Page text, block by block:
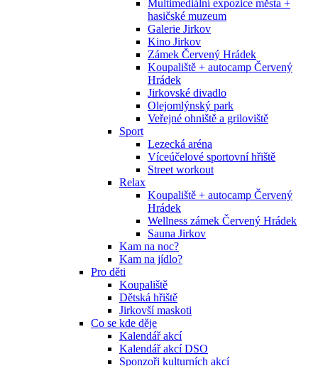
Multimediální expozice města +
hasičské muzeum
Galerie Jirkov
Kino Jirkov
Zámek Červený Hrádek
Koupaliště + autocamp Červený
Hrádek
Jirkovské divadlo
Olejomlýnský park
Veřejné ohniště a griloviště
Sport
Lezecká aréna
Víceúčelové sportovní hřiště
Street workout
Relax
Koupaliště + autocamp Červený
Hrádek
Wellness zámek Červený Hrádek
Sauna Jirkov
Kam na noc?
Kam na jídlo?
Pro děti
Koupaliště
Dětská hřiště
Jirkovší maskoti
Co se kde děje
Kalendář akcí
Kalendář akcí DSO
Sponzoři kulturních akcí